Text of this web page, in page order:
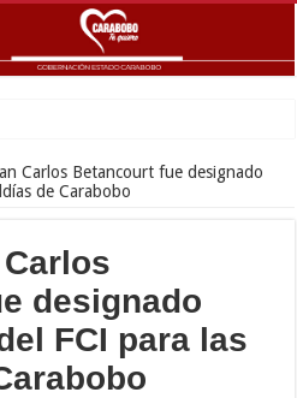
Riera supervisa
Carlos Betancourt fue designado
de Carabobo
designado
FCI para las